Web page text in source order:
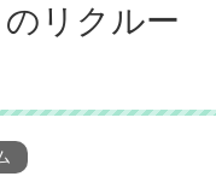
のリクルー